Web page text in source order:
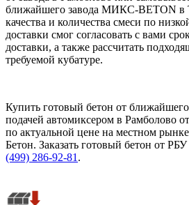
ближайшего завода МИКС-BETON в
качества и количества смеси по
доставки смог согласовать с вами
доставки, а также рассчитать
требуемой кубатуре.
Купить готовый бетон от ближайшего
подачей автомиксером в Рамболово
по актуальной цене на местном
Бетон. Заказать готовый бетон от
(499) 286-92-81 .